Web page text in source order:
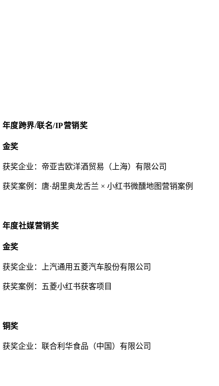
年度跨界/联名/IP营销奖
金奖
获奖企业： 帝亚吉欧洋酒贸易（上海）有限公司
获奖案例： 唐·胡里奥龙舌兰 × 小红书微醺地图营销案例
年度社媒营销奖
金奖
获奖企业： 上汽通用五菱汽车股份有限公司
获奖案例： 五菱小红书获客项目
铜奖
获奖企业： 联合利华食品（中国）有限公司